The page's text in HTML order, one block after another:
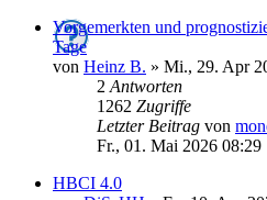
Vorgemerkten und
Tage
von Heinz B. » Mi., 29. Apr
2 Antworten
1262 Zugriffe
Letzter Beitrag von
Fr., 01. Mai 2026 08:29
HBCI 4.0